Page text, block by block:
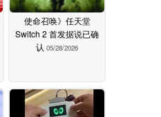
使命召唤》任天堂
Switch 2 首发据说已确
认 05/28/2026